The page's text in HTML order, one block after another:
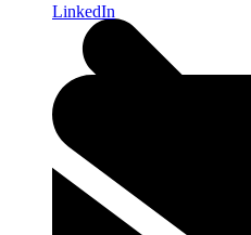
LinkedIn